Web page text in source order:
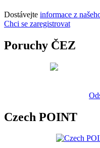
Dostávejte informace z
Chci se zaregistrovat
Poruchy ČEZ
Czech POINT